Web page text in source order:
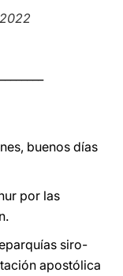
buenos días
por las
siro-
apostólica